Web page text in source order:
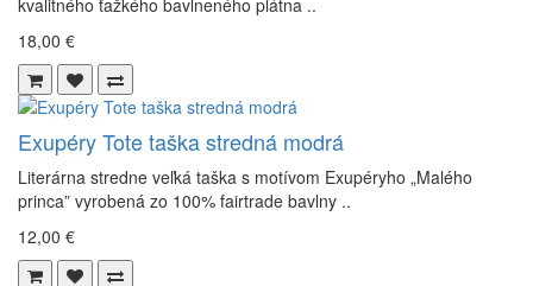
kvalitného ťažkého bavlneného plátna ..
18,00 €
Exupéry Tote taška stredná modrá
Literárna stredne veľká taška s motívom Exupéryho „Malého
princa” vyrobená zo 100% fairtrade bavlny ..
12,00 €